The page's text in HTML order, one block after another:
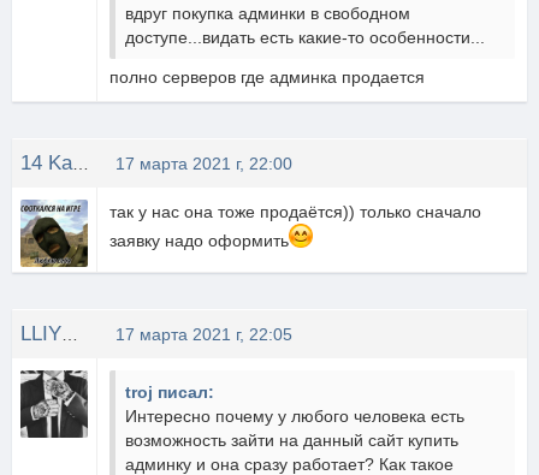
вдруг покупка админки в свободном
доступе...видать есть какие-то особенности...
полно серверов где админка продается
17 марта 2021 г, 22:00
так у нас она тоже продаётся)) только сначало
заявку надо оформить
17 марта 2021 г, 22:05
troj писал:
Интересно почему у любого человека есть
возможность зайти на данный сайт купить
админку и она сразу работает? Как такое